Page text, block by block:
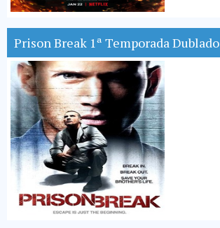
Prison Break 1ª Temporada Dublado